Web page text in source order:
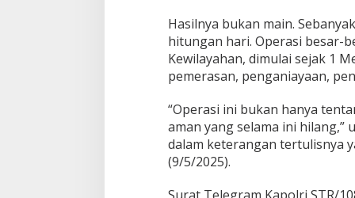
n
g
S
u
n
i
D
e
m
i
a
Hasilnya bukan main.
hitungan hari. Operasi besar-
Kewilayahan, dimulai sejak 1
pemerasan, penganiayaan,
“Operasi ini bukan hanya
aman yang selama ini hilang,”
dalam keterangan tertulisnya
(9/5/2025).